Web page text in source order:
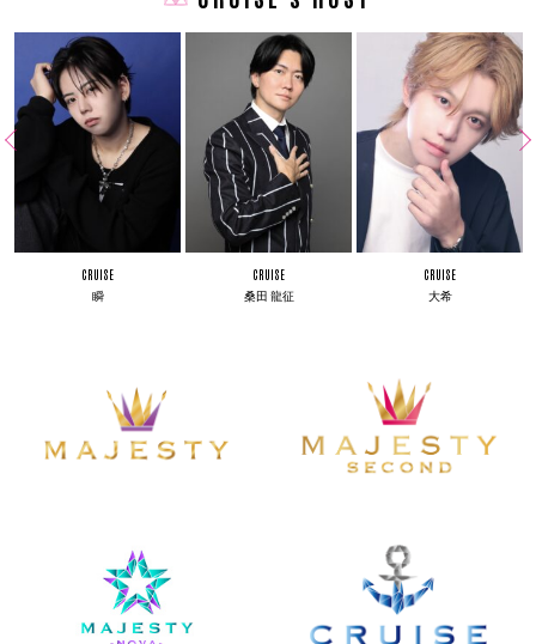
CRUISE
瞬
CRUISE
桑田 龍征
CRUISE
大希